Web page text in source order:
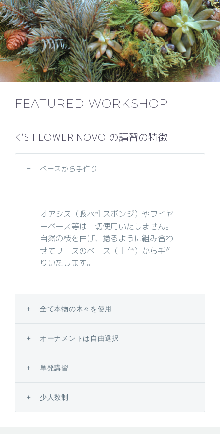
FEATURED WORKSHOP
K’S FLOWER NOVO の講習の特徴
ベースから手作り
オアシス（吸水性スポンジ）やワイヤ
ーベース等は一切使用いたしません。
自然の枝を曲げ、捻るように組み合わ
せてリースのベース（土台）から手作
りいたします。
全て本物の木々を使用
オーナメントは自由選択
単発講習
少人数制